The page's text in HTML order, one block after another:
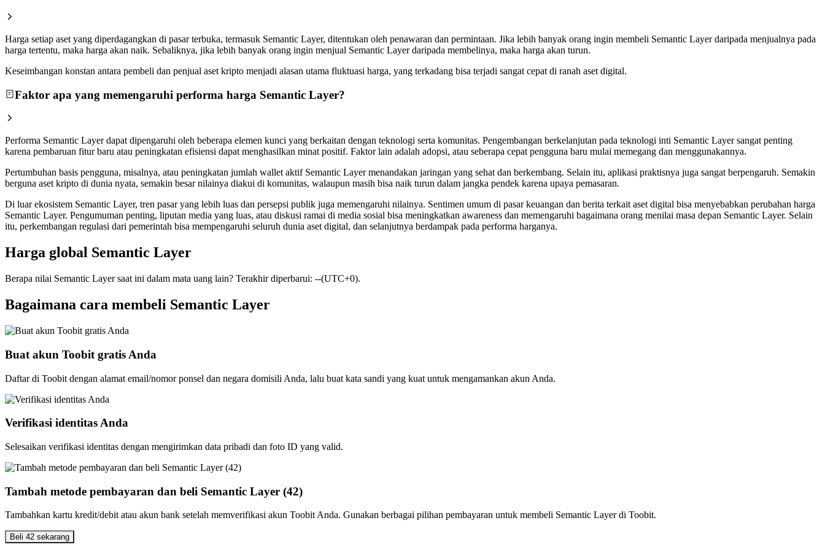
Harga setiap aset yang diperdagangkan di pasar terbuka, termasuk Semantic Layer, ditentukan oleh penawaran dan permintaan. Jika lebih banyak orang ingin membeli Semantic Layer daripada menjualnya pada
harga tertentu, maka harga akan naik. Sebaliknya, jika lebih banyak orang ingin menjual Semantic Layer daripada membelinya, maka harga akan turun.
Keseimbangan konstan antara pembeli dan penjual aset kripto menjadi alasan utama fluktuasi harga, yang terkadang bisa terjadi sangat cepat di ranah aset digital.
Faktor apa yang memengaruhi performa harga Semantic Layer?
Performa Semantic Layer dapat dipengaruhi oleh beberapa elemen kunci yang berkaitan dengan teknologi serta komunitas. Pengembangan berkelanjutan pada teknologi inti Semantic Layer sangat penting
karena pembaruan fitur baru atau peningkatan efisiensi dapat menghasilkan minat positif. Faktor lain adalah adopsi, atau seberapa cepat pengguna baru mulai memegang dan menggunakannya.
Pertumbuhan basis pengguna, misalnya, atau peningkatan jumlah wallet aktif Semantic Layer menandakan jaringan yang sehat dan berkembang. Selain itu, aplikasi praktisnya juga sangat berpengaruh. Semakin
berguna aset kripto di dunia nyata, semakin besar nilainya diakui di komunitas, walaupun masih bisa naik turun dalam jangka pendek karena upaya pemasaran.
Di luar ekosistem Semantic Layer, tren pasar yang lebih luas dan persepsi publik juga memengaruhi nilainya. Sentimen umum di pasar keuangan dan berita terkait aset digital bisa menyebabkan perubahan harga
Semantic Layer. Pengumuman penting, liputan media yang luas, atau diskusi ramai di media sosial bisa meningkatkan awareness dan memengaruhi bagaimana orang menilai masa depan Semantic Layer. Selain
itu, perkembangan regulasi dari pemerintah bisa mempengaruhi seluruh dunia aset digital, dan selanjutnya berdampak pada performa harganya.
Harga global Semantic Layer
Berapa nilai Semantic Layer saat ini dalam mata uang lain? Terakhir diperbarui: --(UTC+0).
Bagaimana cara membeli Semantic Layer
Buat akun Toobit gratis Anda
Daftar di Toobit dengan alamat email/nomor ponsel dan negara domisili Anda, lalu buat kata sandi yang kuat untuk mengamankan akun Anda.
Verifikasi identitas Anda
Selesaikan verifikasi identitas dengan mengirimkan data pribadi dan foto ID yang valid.
Tambah metode pembayaran dan beli Semantic Layer (42)
Tambahkan kartu kredit/debit atau akun bank setelah memverifikasi akun Toobit Anda. Gunakan berbagai pilihan pembayaran untuk membeli Semantic Layer di Toobit.
Beli 42 sekarang